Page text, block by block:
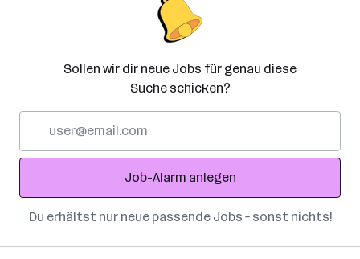
Sollen wir dir neue Jobs für genau diese
Suche schicken?
Adresse
Job-Alarm anlegen
Du erhältst nur neue passende Jobs – sonst nichts!